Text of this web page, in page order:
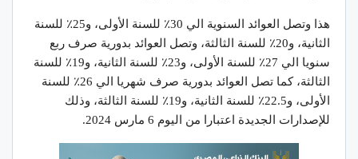
هذا وتصل العوائد السنوية الي 30٪؜ للسنة الأولى، و25٪؜ للسنة
الثانية، و20٪؜ للسنة الثالثة، وتصل العوائد بدورية صرف ربع
سنويا الي 27٪؜ للسنة الأولى، و23٪؜ للسنة الثانية، و19٪؜ للسنة
الثالثة، كما تصل العوائد بدورية صرف شهريا الي 26٪؜ للسنة
الأولى، و22.5٪؜ للسنة الثانية، و19٪؜ للسنة الثالثة، وذلك
للإصدارات الجديدة اعتبارا من اليوم 6 مارس 2024.